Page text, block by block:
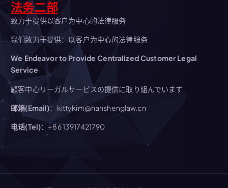
法务二部
致力于提供以客户为中心的法律服务
我们致力于提供：以客户为中心的法律服务
We Endeavor to Provide Centralized Customer Legal
Service
顧客中心リーガルサービスの提供に取り組んでいます
邮箱(Email)：kittykim@hanshenglaw.cn
电话(Tel)：+86 13917421790